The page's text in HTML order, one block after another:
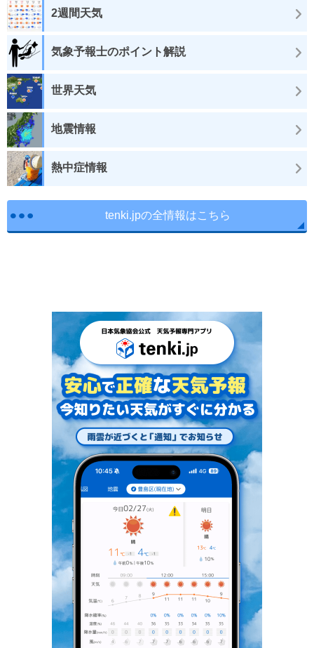
2週間天気
気象予報士のポイント解説
世界天気
地震情報
熱中症情報
tenki.jpの全情報はこちら